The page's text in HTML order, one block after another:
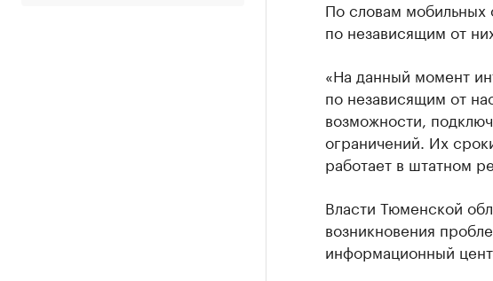
По словам мобильных
по независящим от
«На данный момент
по независящим от
возможности,
ограничений. Их
работает в штатном
Власти Тюменской
возникновения
информационный